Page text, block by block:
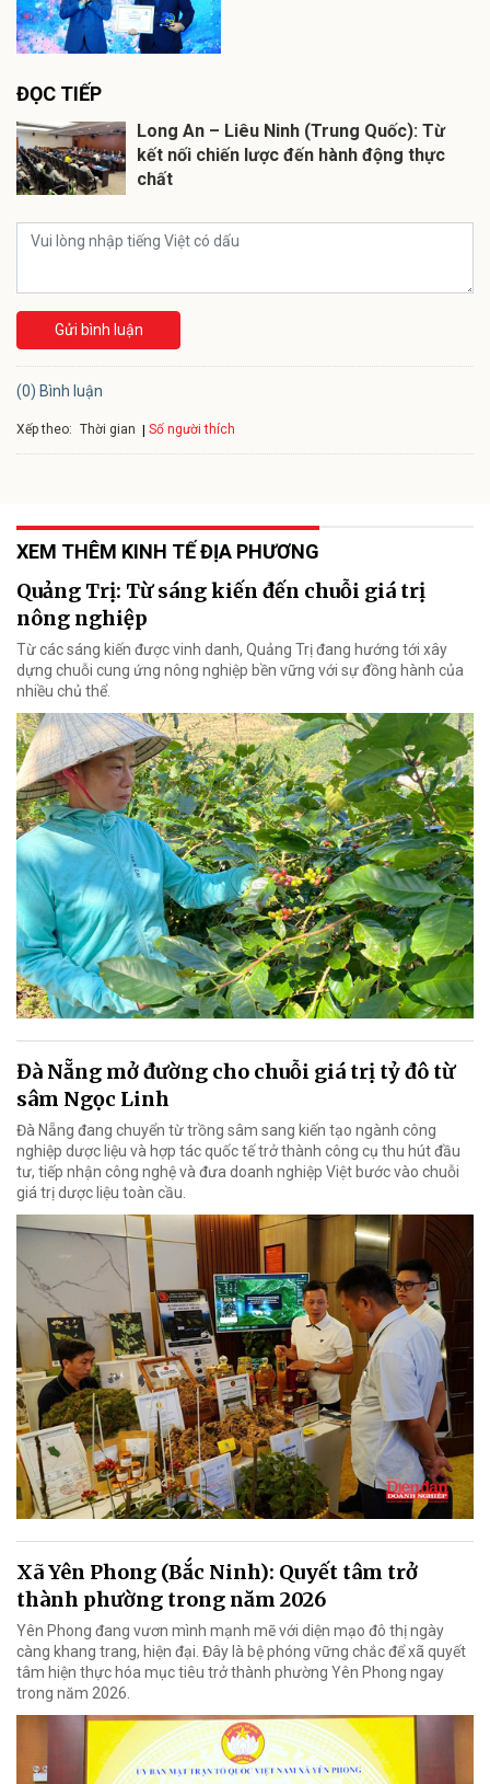
ĐỌC TIẾP
Long An – Liêu Ninh (Trung Quốc): Từ
kết nối chiến lược đến hành động thực
chất
Gửi bình luận
(0) Bình luận
Xếp theo: Thời gian Số người thích
XEM THÊM KINH TẾ ĐỊA PHƯƠNG
Quảng Trị: Từ sáng kiến đến chuỗi giá trị
nông nghiệp
Từ các sáng kiến được vinh danh, Quảng Trị đang hướng tới xây
dựng chuỗi cung ứng nông nghiệp bền vững với sự đồng hành của
nhiều chủ thể.
Đà Nẵng mở đường cho chuỗi giá trị tỷ đô từ
sâm Ngọc Linh
Đà Nẵng đang chuyển từ trồng sâm sang kiến tạo ngành công
nghiệp dược liệu và hợp tác quốc tế trở thành công cụ thu hút đầu
tư, tiếp nhận công nghệ và đưa doanh nghiệp Việt bước vào chuỗi
giá trị dược liệu toàn cầu.
Xã Yên Phong (Bắc Ninh): Quyết tâm trở
thành phường trong năm 2026
Yên Phong đang vươn mình mạnh mẽ với diện mạo đô thị ngày
càng khang trang, hiện đại. Đây là bệ phóng vững chắc để xã quyết
tâm hiện thực hóa mục tiêu trở thành phường Yên Phong ngay
trong năm 2026.